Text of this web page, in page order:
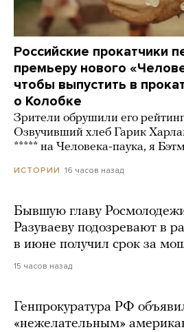
Российские прокатчики
премьеру нового
чтобы выпустить в
о Колобке
Зрители обрушили его
Озвучивший хлеб Гарик
***** на Человека-паука, я
ИСТОРИИ 16 часов назад
Бывшую главу
Разуваеву подозревают в
в июне получил срок за
15 часов назад
Генпрокуратура РФ
«нежелательным»